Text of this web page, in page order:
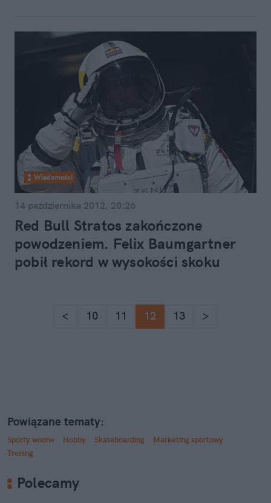
Wiadomości
14 października 2012, 20:26
Red Bull Stratos zakończone
powodzeniem. Felix Baumgartner
pobił rekord w wysokości skoku
< 10 11 12 13 >
Powiązane tematy:
Sporty wodne Hobby Skateboarding
Marketing sportowy
Trening
Polecamy